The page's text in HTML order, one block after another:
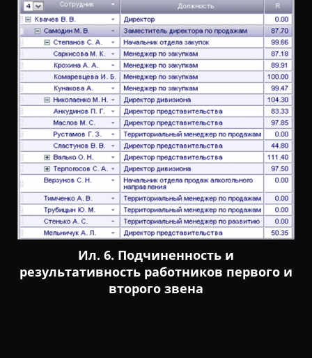
Ил. 6. Подчиненность и
результативность работников первого и
второго звена